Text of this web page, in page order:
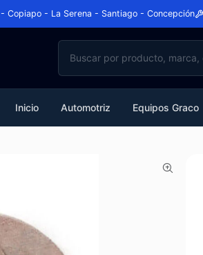
Copiapo - La Serena - Santiago - Concepción
Inicio Automotriz Equipos Graco